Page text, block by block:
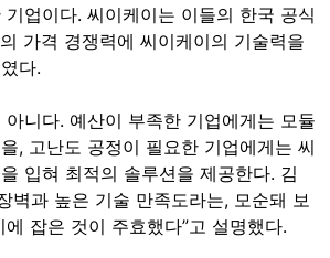
업이다. 씨이케이는 이들의 한국 공식
가격 경쟁력에 씨이케이의 기술력을
다.
니다. 예산이 부족한 기업에게는 모듈
, 고난도 공정이 필요한 기업에게는 씨
입혀 최적의 솔루션을 제공한다. 김
벽과 높은 기술 만족도라는, 모순돼 보
잡은 것이 주효했다”고 설명했다.